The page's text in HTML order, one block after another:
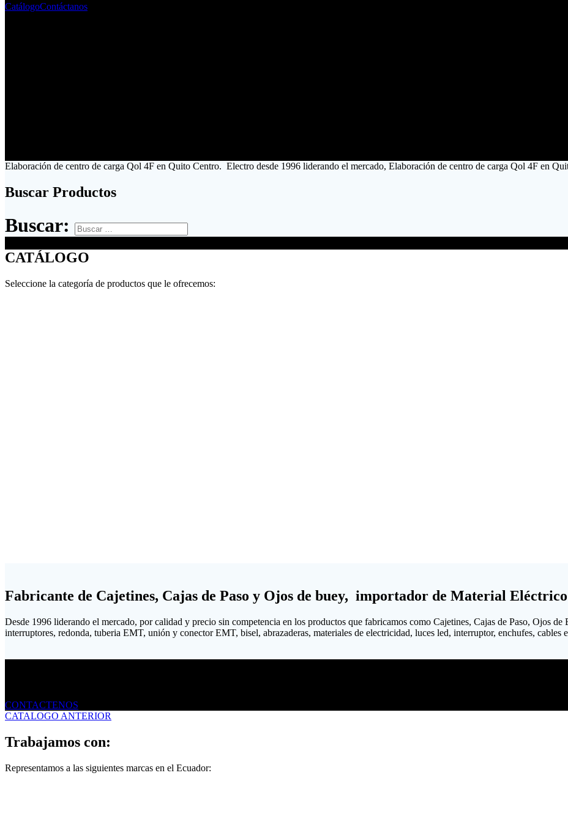
CatálogoContáctanos
Elaboración de centro de carga Qol 4F en Quito Centro. Electro desde 1996 liderando el mercado, Elaboración de centro de carga Qol 4F en
Buscar Productos
Buscar:
CATÁLOGO
Seleccione la categoría de productos que le ofrecemos:
Fabricante de Cajetines, Cajas de Paso y Ojos de buey, importador de Material Eléctrico
Desde 1996 liderando el mercado, por calidad y precio sin competencia en los productos que fabricamos como Cajetines, Cajas de Paso, Ojos
interruptores, redonda, tuberia EMT, unión y conector EMT, bisel, abrazaderas, materiales de electricidad, luces led, interruptor, enchufes, cables
CONTACTENOS
CATALOGO ANTERIOR
Trabajamos con:
Representamos a las siguientes marcas en el Ecuador: